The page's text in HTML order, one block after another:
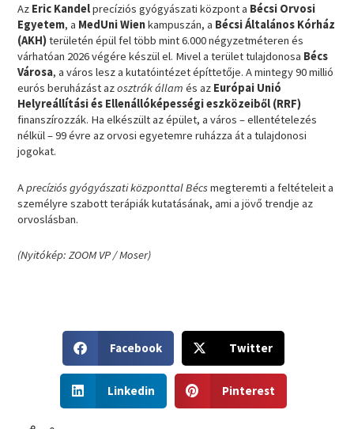
Az Eric Kandelprecíziós gyógyászati központ a Bécsi Orvosi
Egyetem, a MedUni Wienkampuszán, a Bécsi Általános Kórház
(AKH)területén épül fel több mint 6.000 négyzetméteren és
várhatóan 2026 végére készül el. Mivel a terület tulajdonosa Bécs
Városa, a város lesz a kutatóintézet építtetője. A mintegy 90 millió
eurós beruházást azosztrák államés az Európai Unió
Helyreállítási és Ellenállóképességi eszközeiből (RRF)
finanszírozzák. Ha elkészült az épület, a város – ellentételezés
nélkül – 99 évre az orvosi egyetemre ruházza át a tulajdonosi
jogokat.
Aprecíziós gyógyászati központtal Bécsmegteremti a feltételeit a
személyre szabott terápiák kutatásának, ami a jövő trendje az
orvoslásban.
(Nyitókép: ZOOM VP / Moser)
h
a
r
Facebook
h
a
Twitter
h
a
Linkedin
h
a
Pinterest